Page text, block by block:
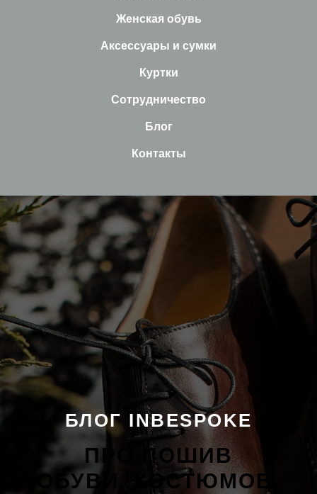
Женская обувь
Аксессуары и сумки
Куртки
Сотрудничество
Блог
Контакты
БЛОГ INBESPOKE
ПРО ПОШИВ
ОБУВИ, КОСТЮМОВ,